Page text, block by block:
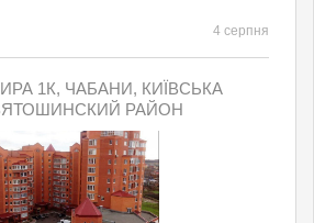
4 серпня
1К, ЧАБАНИ, КИЇВСЬКА
РАЙОН